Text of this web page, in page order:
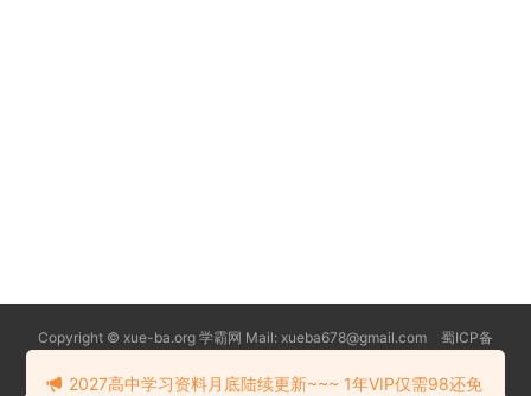
Copyright © xue-ba.org 学霸网 Mail: xueba678@gmail.com 蜀ICP备
常见问题
更新日志 忘记密码本站推荐浏览器：Edge浏览器
2027高中学习资料月底陆续更新~~~ 1年VIP仅需98还免